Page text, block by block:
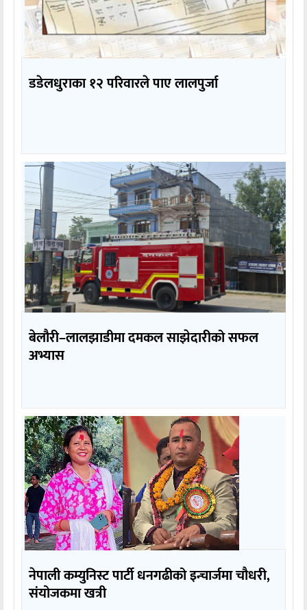
डडेलधुराका १२ परिवारले पाए लालपुर्जा
बेलौरी–लालझाडीमा दमकल साझेदारीको सफल
अभ्यास
नेपाली कम्युनिस्ट पार्टी धनगढीको इन्चार्जमा चौधरी,
संयोजकमा खत्री